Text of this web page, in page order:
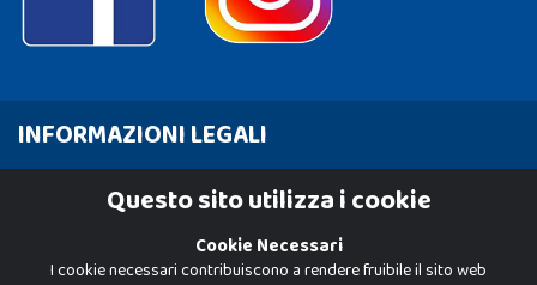
INFORMAZIONI LEGALI
Cookie PolicyQuesto sito utilizza i cookie
Cookie Necessari
I cookie necessari contribuiscono a rendere fruibile il sito web